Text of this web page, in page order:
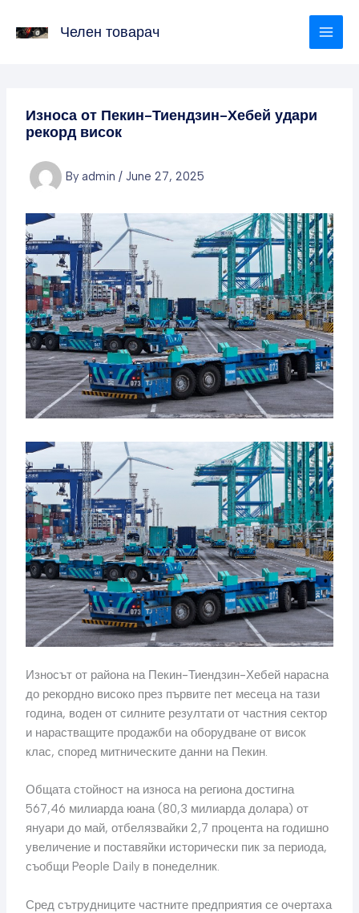
Челен товарач
Износа от Пекин-Тиендзин-Хебей удари
рекорд висок
By admin / June 27, 2025
Износът от района на Пекин-Тиендзин-Хебей нарасна
до рекордно високо през първите пет месеца на тази
година, воден от силните резултати от частния сектор
и нарастващите продажби на оборудване от висок
клас, според митническите данни на Пекин.
Общата стойност на износа на региона достигна
567,46 милиарда юана (80,3 милиарда долара) от
януари до май, отбелязвайки 2,7 процента на годишно
увеличение и поставяйки исторически пик за периода,
съобщи People Daily в понеделник.
Сред сътрудниците частните предприятия се очертаха